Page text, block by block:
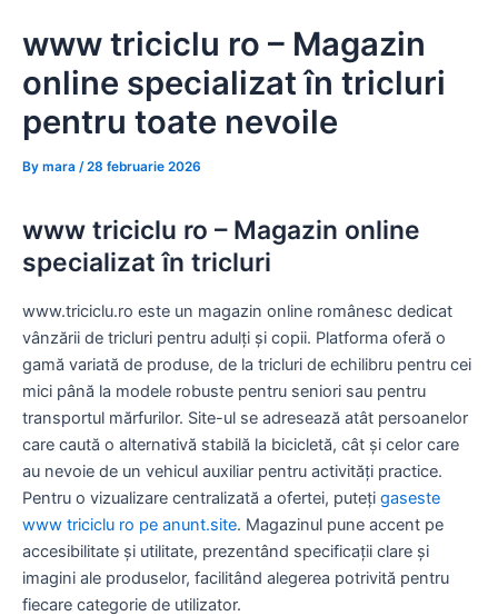
www triciclu ro – Magazin
online specializat în tricluri
pentru toate nevoile
By mara /28 februarie 2026
www triciclu ro – Magazin online
specializat în tricluri
www.triciclu.ro este un magazin online românesc dedicat
vânzării de tricluri pentru adulți și copii. Platforma oferă o
gamă variată de produse, de la tricluri de echilibru pentru cei
mici până la modele robuste pentru seniori sau pentru
transportul mărfurilor. Site-ul se adresează atât persoanelor
care caută o alternativă stabilă la bicicletă, cât și celor care
au nevoie de un vehicul auxiliar pentru activități practice.
Pentru o vizualizare centralizată a ofertei, puteți gaseste
www triciclu ro pe anunt.site. Magazinul pune accent pe
accesibilitate și utilitate, prezentând specificații clare și
imagini ale produselor, facilitând alegerea potrivită pentru
fiecare categorie de utilizator.